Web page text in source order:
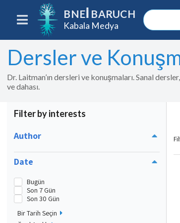
BNEI BARUCH
Kabala Medya
Dersler ve
Dr. Laitman’ın dersleri ve konuşmaları. Sanal
ve dahası.
Filter by interests
Author
Date
Bugün
Son 7 Gün
Son 30 Gün
Bir Tarih Seçin